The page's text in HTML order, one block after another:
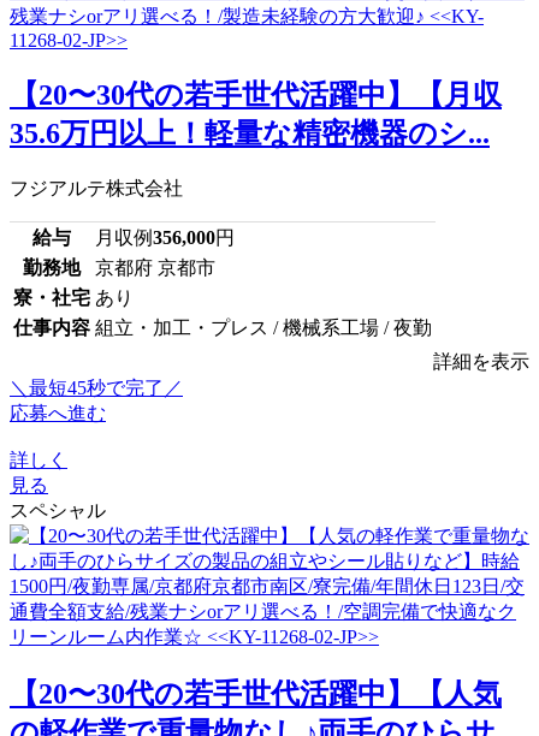
【20〜30代の若手世代活躍中】【月収
35.6万円以上！軽量な精密機器のシ...
フジアルテ株式会社
給与 月収例356,000円
勤務地
京都府 京都市
寮・社宅 あり
仕事内容 組立・加工・プレス / 機械系工場 / 夜勤
詳細を表示
＼最短45秒で完了／
応募へ進む
詳しく
見る
スペシャル
【20〜30代の若手世代活躍中】【人気